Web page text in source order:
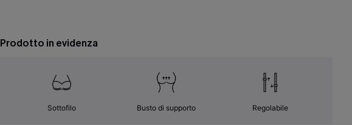
Prodotto in evidenza
Sottofilo Busto di supporto Regolabile